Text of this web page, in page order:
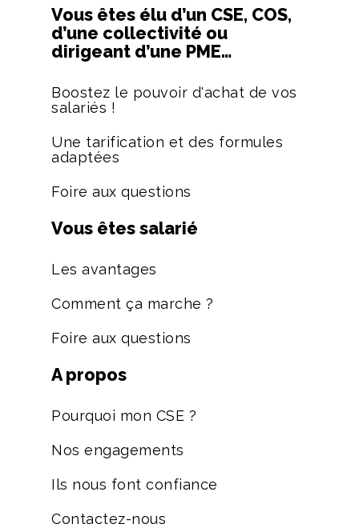
Vous êtes élu d’un CSE, COS,
d’une collectivité ou
dirigeant d’une PME…
Boostez le pouvoir d'achat de vos
salariés !
Une tarification et des formules
adaptées
Foire aux questions
Vous êtes salarié
Les avantages
Comment ça marche ?
Foire aux questions
A propos
Pourquoi mon CSE ?
Nos engagements
Ils nous font confiance
Contactez-nous